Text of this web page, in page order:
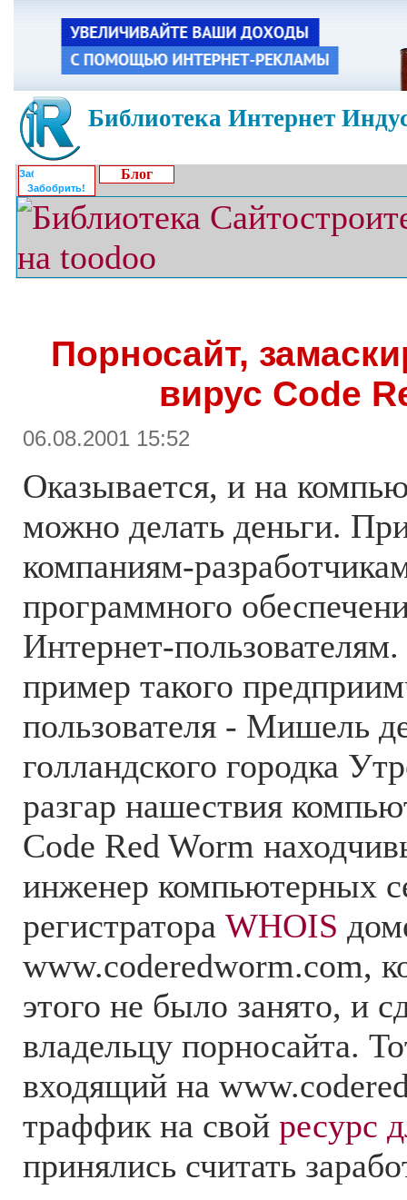
Библиотека Интернет
Забобрить!
Блог
Порносайт,
вирус Code
06.08.2001 15:52
Оказывается, и на
можно делать деньги.
компаниям-
программного
Интернет-
пример такого
пользователя - Мишель
голландского городка
разгар нашествия
Code Red Worm
инженер компьютерных
регистратора WHOIS
www.coderedworm.com,
этого не было занято, и
владельцу порносайта.
входящий на
траффик на свой ресурс
принялись считать